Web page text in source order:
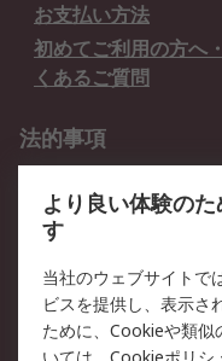
お支払い方法
初めてご利用の方へ
くあるご質問
法的事項
クッキーポリシー
RSについて
会社概要
より良い体験の
す
当社のウェブサイトで
ビスを提供し、表示さ
ために、Cookieや類似